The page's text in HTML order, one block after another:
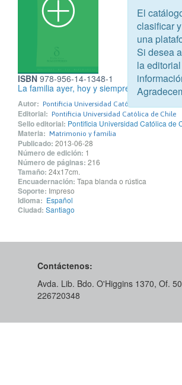
ISBN 978-956-14-1348-1
La familia ayer, hoy y siempre.
Autor: Pontificia Universidad Católica de Chile
Editorial: Pontificia Universidad Católica de Chile
Sello editorial: Pontificia Universidad Católica de
Materia: Matrimonio y familia
Publicado: 2013-06-28
Número de edición: 1
Número de páginas: 216
Tamaño: 24x17cm.
Encuadernación: Tapa blanda o rústica
Soporte: Impreso
Idioma: Español
Ciudad: Santiago
Contáctenos:
Avda. Lib. Bdo. O'Higgins 1370, Of.
226720348
El
clasificar
una
Si desea
la